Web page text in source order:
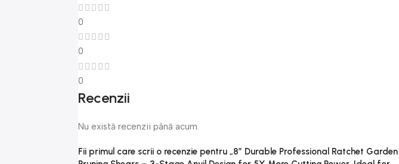
0
0
0
Recenzii
Nu există recenzii până acum.
Fii primul care scrii o recenzie pentru „8″ Durable Professional Ratchet Garden